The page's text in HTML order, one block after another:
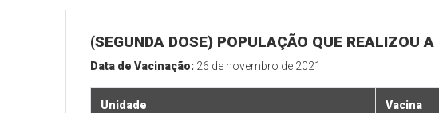
(SEGUNDA DOSE) POPULAÇÃO QUE REALIZOU
Data de Vacinação: 26 de novembro de 2021
Unidade Vacina